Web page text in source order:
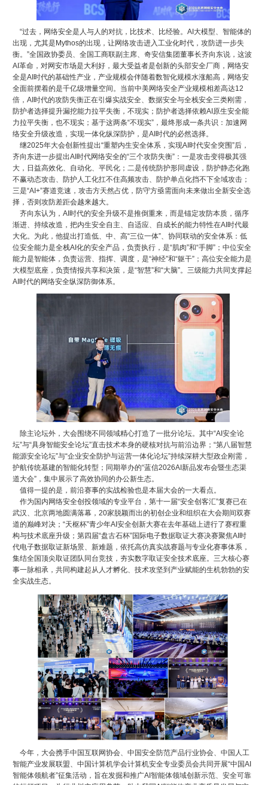
“过去，网络安全是人与人的对抗，比技术、比经验。AI大模型、智能体的
出现，尤其是Mythos的出现，让网络攻击进入工业化时代，攻防进一步失
衡。”全国政协委员、全国工商联副主席、奇安信集团董事长齐向东说，这波
AI革命，对网安市场是大利好，最大受益者是创新的头部安全厂商，网络安
全是AI时代的基础性产业，产业规模会伴随着数智化规模水涨船高，网络安
全面前摆着的是千亿级增量空间。当前中美网络安全产业规模相差高达12
倍，AI时代的攻防失衡正在引爆实战安全、数据安全与全栈安全三类刚需，
防护者选择提升漏挖能力拉平失衡，不现实；防护者选择依赖AI原生安全能
力拉平失衡，也不现实；基于这两条“不现实”，最终形成一条共识：加速网
络安全升级改造，实现一体化纵深防护，是AI时代的必然选择。
继2025年大会创新性提出“重塑内生安全体系，实现AI时代安全突围”后，
齐向东进一步提出AI时代网络安全的“三个攻防失衡”：一是攻击变得极其强
大，日益高效化、自动化、平民化；二是传统防护形同虚设，防护静态化跑
不赢动态攻击、防护人工化扛不住高频攻击、防护单点化挡不下全域攻击；
三是“AI+”赛道竞速，攻击方天然占优，防守方亟需面向未来做出全新安全选
择，否则攻防差距会越来越大。
齐向东认为，AI时代的安全升级不是推倒重来，而是锚定攻防本质，循序
渐进、持续改造，把内生安全自主、自适应、自成长的能力特性在AI时代最
大化。为此，他提出打造低、中、高“三位一体”、协同联动的安全体系：低
位安全能力是全栈AI化的安全产品，负责执行，是“肌肉”和“手脚”；中位安全
能力是智能体，负责运营、指挥、调度，是“神经”和“躯干”；高位安全能力是
大模型底座，负责情报共享和决策，是“智慧”和“大脑”。三级能力共同支撑起
AI时代的网络安全纵深防御体系。
除主论坛外，大会围绕不同领域精心打造了一批分论坛。其中“AI安全论
坛”与“具身智能安全论坛”直击技术本身的硬核对抗与前沿边界；“第八届智慧
能源安全论坛”与“企业安全防护与运营一体化论坛”持续深耕大型政企刚需，
护航传统基建的智能化转型；同期举办的“蓝信2026AI新品发布会暨生态渠
道大会”，集中展示了高效协同的办公新生态。
值得一提的是，前沿赛事的实战检验也是本届大会的一大看点。
作为国内网络安全创投领域的专业平台，第十一届“安全创客汇”复赛已在
武汉、北京两地圆满落幕，20家脱颖而出的初创企业和组织在大会期间双赛
道的巅峰对决；“天枢杯”青少年AI安全创新大赛在去年基础上进行了赛程重
构与技术底座升级；第四届“盘古石杯”国际电子数据取证大赛决赛聚焦AI时
代电子数据取证新场景、新难题，依托高仿真实战赛题与专业化赛事体系，
集结全国顶尖取证团队同台竞技，夯实数字取证安全技术底座。三大核心赛
事一脉相承，共同构建起从人才孵化、技术攻坚到产业赋能的生机勃勃的安
全实战生态。
今年，大会携手中国互联网协会、中国安全防范产品行业协会、中国人工
智能产业发展联盟、中国计算机学会计算机安全专业委员会共同开展“中国AI
智能体领航者”征集活动，旨在发掘和推广AI智能体领域创新示范、安全可靠